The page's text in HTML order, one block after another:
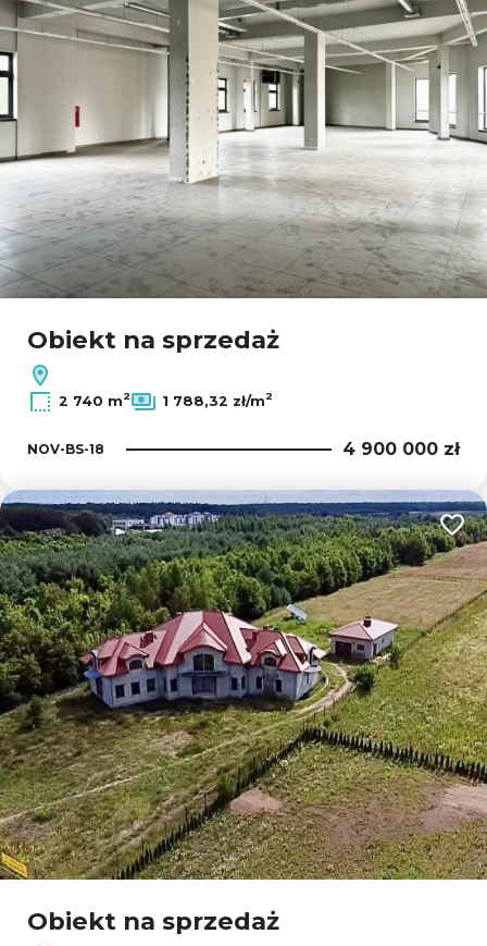
Obiekt na sprzedaż
2 740 m2 1 788,32 zł/m2
NOV-BS-18 4 900 000 zł
Obiekt na sprzedaż